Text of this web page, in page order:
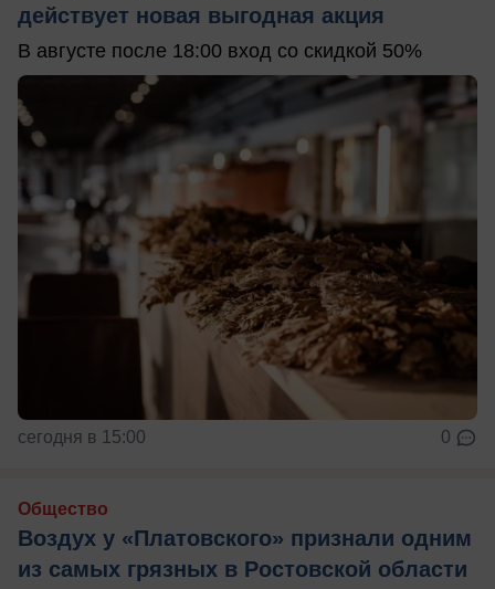
действует новая выгодная акция
В августе после 18:00 вход со скидкой 50%
сегодня в 15:00 0
Общество
Воздух у «Платовского» признали одним
из самых грязных в Ростовской области